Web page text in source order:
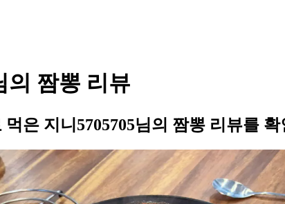
의 짬뽕 리뷰
은 지니5705705님의 짬뽕 리뷰를